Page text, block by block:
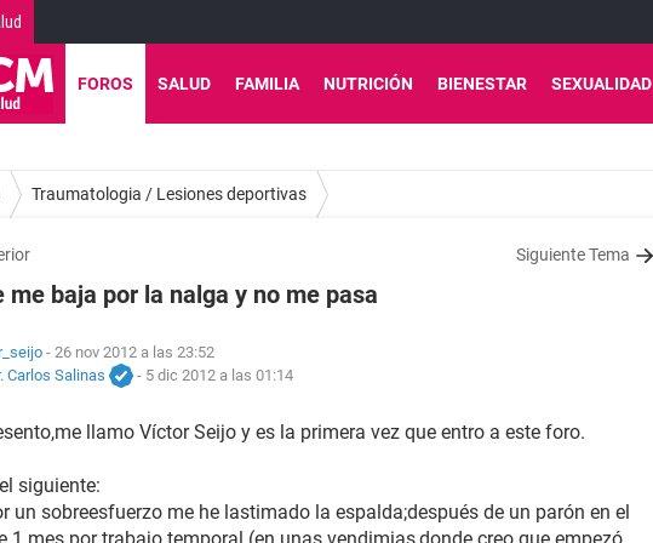
FOROS SALUD FAMILIA NUTRICIÓN BIENESTAR SEXUALIDAD
Traumatologia / Lesiones deportivas
Siguiente Tema
me baja por la nalga y no me pasa
- 26 nov 2012 a las 23:52
Carlos Salinas
- 5 dic 2012 a las 01:14
llamo Víctor Seijo y es la primera vez que entro a este foro.
siguiente:
un sobreesfuerzo me he lastimado la espalda;después de un parón en el